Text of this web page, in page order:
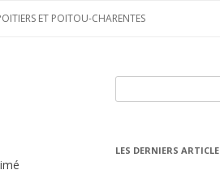
ET POITOU-CHARENTES
LES DERNIERS